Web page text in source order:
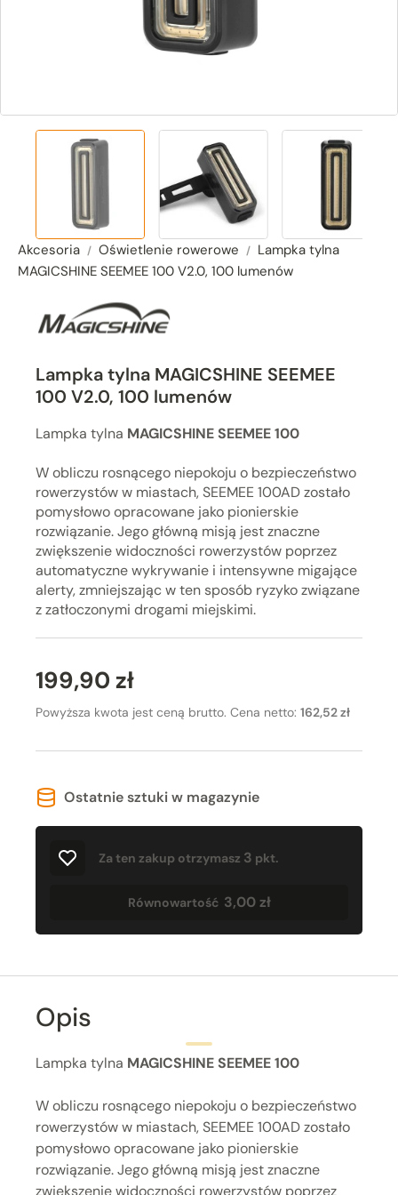
Akcesoria Oświetlenie rowerowe
Lampka tylna
MAGICSHINE SEEMEE 100 V2.0, 100 lumenów
Lampka tylna MAGICSHINE SEEMEE
100 V2.0, 100 lumenów
Lampka tylna MAGICSHINE SEEMEE 100
W obliczu rosnącego niepokoju o bezpieczeństwo
rowerzystów w miastach, SEEMEE 100AD zostało
pomysłowo opracowane jako pionierskie
rozwiązanie. Jego główną misją jest znaczne
zwiększenie widoczności rowerzystów poprzez
automatyczne wykrywanie i intensywne migające
alerty, zmniejszając w ten sposób ryzyko związane
z zatłoczonymi drogami miejskimi.
199,90 zł
Powyższa kwota jest ceną brutto. Cena netto: 162,52 zł
Ostatnie sztuki w magazynie
Za ten zakup otrzymasz 3 pkt.
Równowartość 3,00 zł
Opis
Lampka tylna MAGICSHINE SEEMEE 100
W obliczu rosnącego niepokoju o bezpieczeństwo
rowerzystów w miastach, SEEMEE 100AD zostało
pomysłowo opracowane jako pionierskie
rozwiązanie. Jego główną misją jest znaczne
zwiększenie widoczności rowerzystów poprzez